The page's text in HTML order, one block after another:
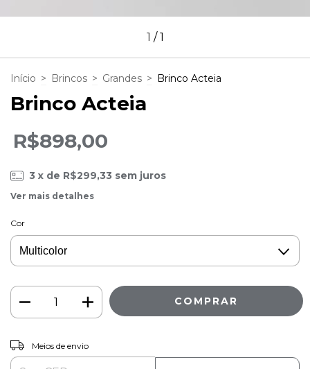
1 /1
Início > Brincos > Grandes > Brinco Acteia
Brinco Acteia
R$898,00
3 x de R$299,33 sem juros
Ver mais detalhes
Cor
Entregas para o CEP:
Meios de envio